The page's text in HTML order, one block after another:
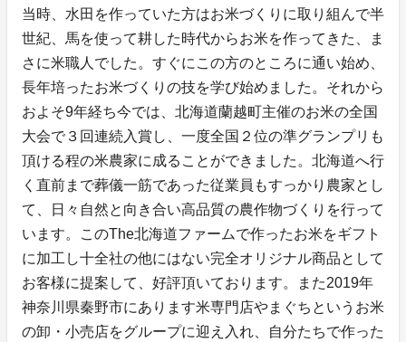
当時、水田を作っていた方はお米づくりに取り組んで半
世紀、馬を使って耕した時代からお米を作ってきた、ま
さに米職人でした。すぐにこの方のところに通い始め、
長年培ったお米づくりの技を学び始めました。それから
およそ9年経ち今では、北海道蘭越町主催のお米の全国
大会で３回連続入賞し、一度全国２位の準グランプリも
頂ける程の米農家に成ることができました。北海道へ行
く直前まで葬儀一筋であった従業員もすっかり農家とし
て、日々自然と向き合い高品質の農作物づくりを行って
います。このThe北海道ファームで作ったお米をギフト
に加工し十全社の他にはない完全オリジナル商品として
お客様に提案して、好評頂いております。また2019年
神奈川県秦野市にあります米専門店やまぐちというお米
の卸・小売店をグループに迎え入れ、自分たちで作った